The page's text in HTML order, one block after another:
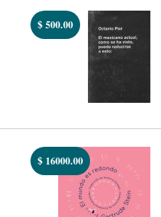
$500.00
$ 16000.00